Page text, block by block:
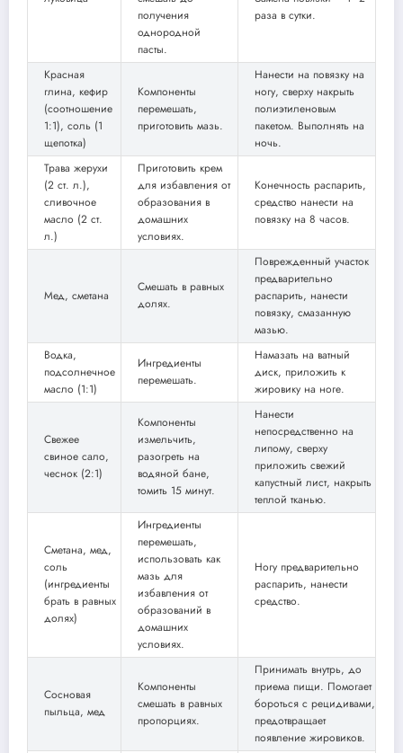
получения
однородной
пасты.
раза в сутки.
Красная
глина, кефир
(соотношение
1:1), соль (1
щепотка)
Компоненты
перемешать,
приготовить мазь.
Нанести на повязку на
ногу, сверху накрыть
полиэтиленовым
пакетом. Выполнять на
ночь.
Трава жерухи
(2 ст. л.),
сливочное
масло (2 ст.
л.)
Приготовить крем
для избавления от
образования в
домашних
условиях.
Конечность распарить,
средство нанести на
повязку на 8 часов.
Мед, сметана
Смешать в равных
долях.
Поврежденный участок
предварительно
распарить, нанести
повязку, смазанную
мазью.
Водка,
подсолнечное
масло (1:1)
Ингредиенты
перемешать.
Намазать на ватный
диск, приложить к
жировику на ноге.
Свежее
свиное сало,
чеснок (2:1)
Компоненты
измельчить,
разогреть на
водяной бане,
томить 15 минут.
Нанести
непосредственно на
липому, сверху
приложить свежий
капустный лист, накрыть
теплой тканью.
Сметана, мед,
соль
(ингредиенты
брать в равных
долях)
Ингредиенты
перемешать,
использовать как
мазь для
избавления от
образований в
домашних
условиях.
Ногу предварительно
распарить, нанести
средство.
Сосновая
пыльца, мед
Компоненты
смешать в равных
пропорциях.
Принимать внутрь, до
приема пищи. Помогает
бороться с рецидивами,
предотвращает
появление жировиков.